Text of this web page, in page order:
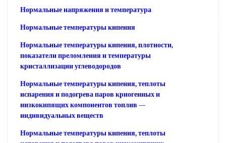
Нормальные напряжения и температура
Нормальные температуры кипения
Нормальные температуры кипения, плотности,
показатели преломления и температуры
кристаллизации углеводородов
Нормальные температуры кипения, теплоты
испарения и подогрева паров криогенных и
низкокипящих компонентов топлив —
индивидуальных веществ
Нормальные температуры кипения, теплоты